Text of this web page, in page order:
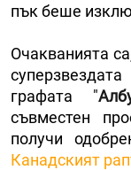
пък беше
Очакванията
суперзвездата
графата "
съвместен
получи
Канадският